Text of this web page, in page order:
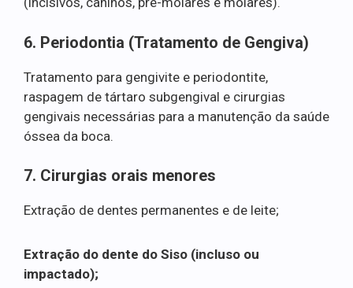
6. Periodontia (Tratamento de Gengiva)
Tratamento para gengivite e periodontite,
raspagem de tártaro subgengival e cirurgias
gengivais necessárias para a manutenção da saúde
óssea da boca.
7. Cirurgias orais menores
Extração de dentes permanentes e de leite;
Extração do dente do Siso (incluso ou
impactado);